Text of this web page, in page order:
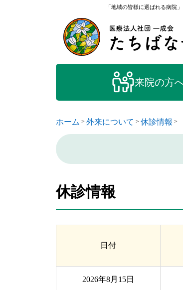
「地域の皆様に選ばれる病院
来院の方
ホーム > 外来について > 休診情報 >
休診情報
日付
2026年8月15日